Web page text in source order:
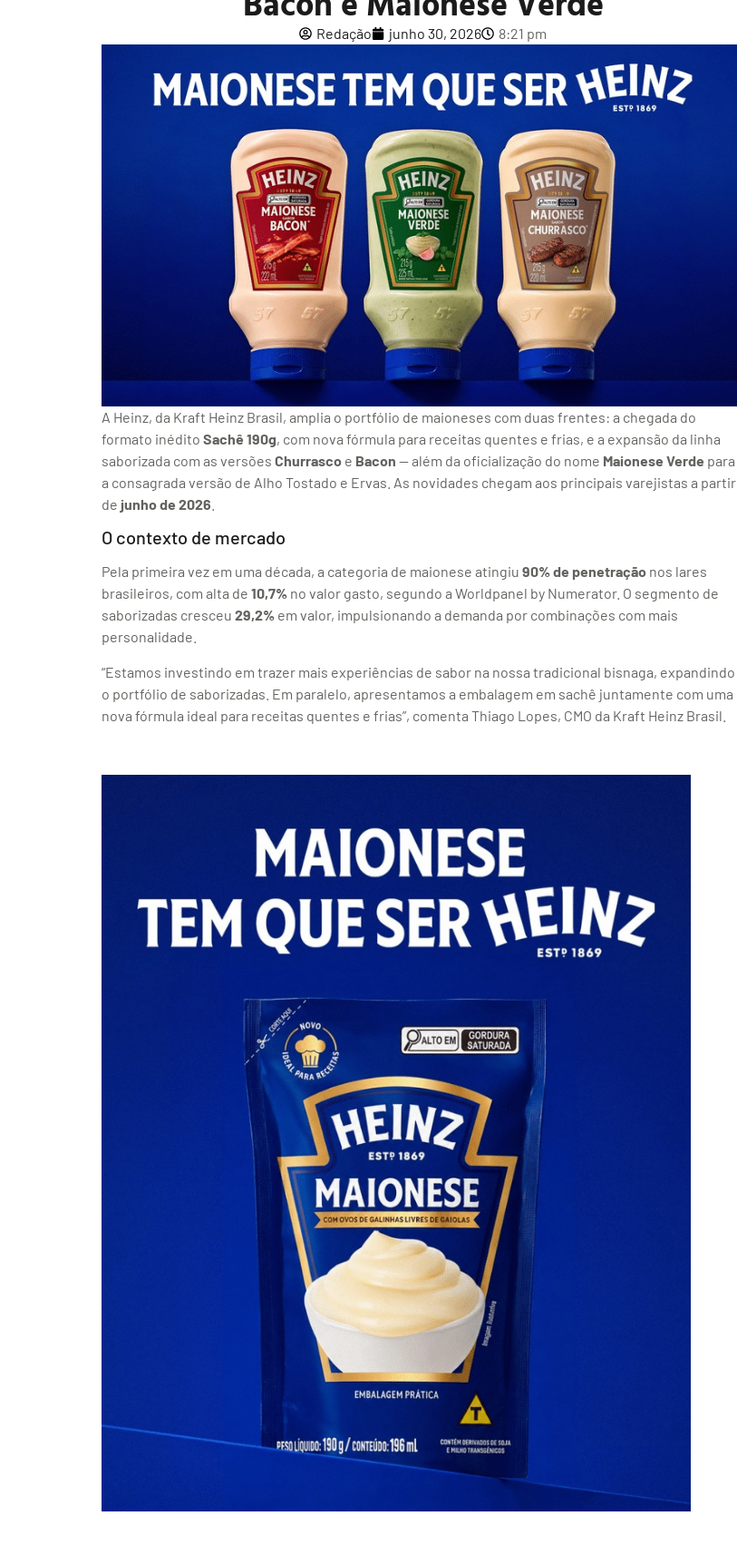
Redação junho 30, 2026 8:21 pm
A Heinz, da Kraft Heinz Brasil, amplia o portfólio de maioneses com duas frentes: a chegada do
formato inédito Sachê 190g, com nova fórmula para receitas quentes e frias, e a expansão da linha
saborizada com as versões Churrasco e Bacon — além da oficialização do nome Maionese Verde para
a consagrada versão de Alho Tostado e Ervas. As novidades chegam aos principais varejistas a partir
de junho de 2026
O contexto de mercado
Pela primeira vez em uma década, a categoria de maionese atingiu 90% de penetração nos lares
brasileiros, com alta de 10,7% no valor gasto, segundo a Worldpanel by Numerator. O segmento de
saborizadas cresceu 29,2% em valor, impulsionando a demanda por combinações com mais
personalidade.
“Estamos investindo em trazer mais experiências de sabor na nossa tradicional bisnaga, expandindo
o portfólio de saborizadas. Em paralelo, apresentamos a embalagem em sachê juntamente com uma
nova fórmula ideal para receitas quentes e frias”, comenta Thiago Lopes, CMO da Kraft Heinz Brasil.